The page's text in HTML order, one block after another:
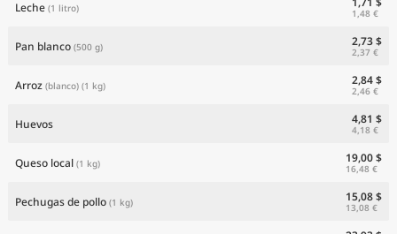
Leche (1 litro) 1,48 €
Pan blanco (500 g) 2,73 $
2,37 €
Arroz (blanco) (1 kg) 2,84 $
2,46 €
Huevos 4,81 $
4,18 €
Queso local (1 kg) 19,00 $
16,48 €
Pechugas de pollo (1 kg) 15,08 $
13,08 €